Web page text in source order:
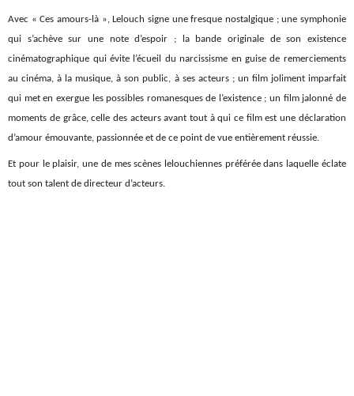
Avec « Ces amours-là », Lelouch signe une fresque nostalgique ; une symphonie
qui s’achève sur une note d’espoir ; la bande originale de son existence
cinématographique qui évite l’écueil du narcissisme en guise de remerciements
au cinéma, à la musique, à son public, à ses acteurs ; un film joliment imparfait
qui met en exergue les possibles romanesques de l’existence ; un film jalonné de
moments de grâce, celle des acteurs avant tout à qui ce film est une déclaration
d’amour émouvante, passionnée et de ce point de vue entièrement réussie.
Et pour le plaisir, une de mes scènes lelouchiennes préférée dans laquelle éclate
tout son talent de directeur d’acteurs.